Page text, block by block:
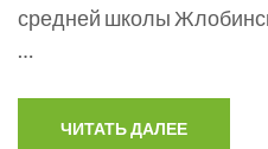
средней школы
…
ЧИТАТЬ ДАЛЕЕ